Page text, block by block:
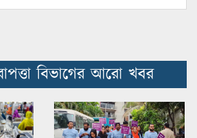
বিভাগের আরো খবর